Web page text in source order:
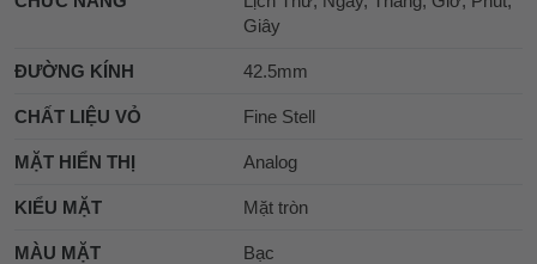
Giây
ĐƯỜNG KÍNH 42.5mm
CHẤT LIỆU VỎ Fine Stell
MẶT HIỂN THỊ Analog
KIỂU MẶT Mặt tròn
MÀU MẶT Bạc